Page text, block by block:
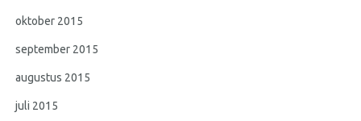
oktober 2015
september 2015
augustus 2015
juli 2015